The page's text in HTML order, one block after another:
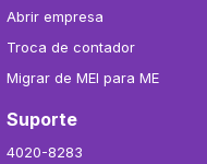
Abrir empresa
Troca de contador
Migrar de MEI para ME
Suporte
4020-8283